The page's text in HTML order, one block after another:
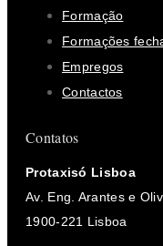
Formação
Formações
Empregos
Contactos
Contatos
Protaxisó Lisboa
Av. Eng. Arantes e
1900-221 Lisboa